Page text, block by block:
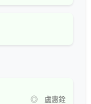
◎ 盧惠銓